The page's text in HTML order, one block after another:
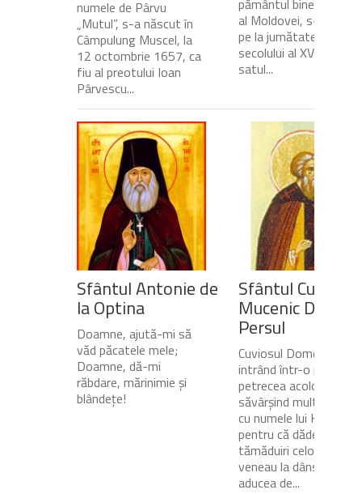
numele de Pârvu
„Mutul”, s-a născut în
Câmpulung Muscel, la
12 octombrie 1657, ca
fiu al preotului Ioan
Pârvescu...
pământul
al Moldovei, s-a
pe la jumătatea
secolului al XVII-lea, în
satul...
Sfântul Antonie de
la Optina
Doamne, ajută-mi să
văd păcatele mele;
Doamne, dă-mi
răbdare, mărinimie şi
blândeţe!
Sfântul Cuvios
Mucenic
Persul
Cuviosul Dometie
intrând într-o peșteră,
petrecea acolo
săvârșind multe minuni
cu numele lui Hristos,
pentru că dădea
tămăduiri celor ce
veneau la dânsul și îi
aducea de...